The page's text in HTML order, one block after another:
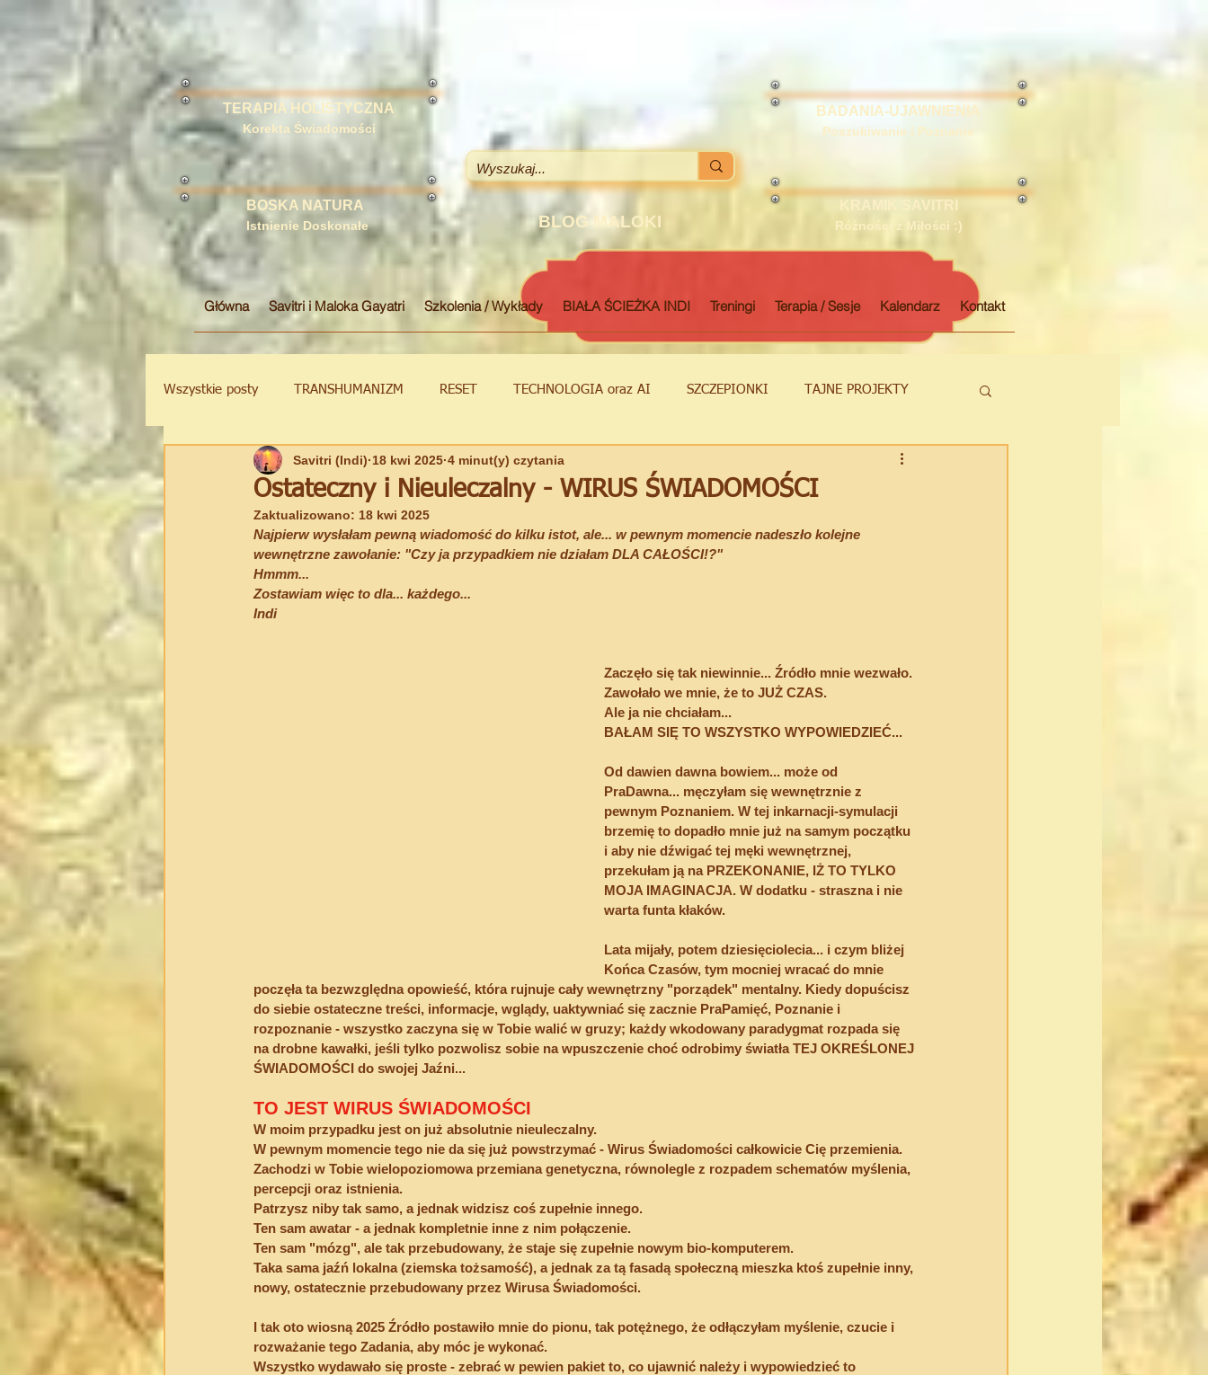
TERAPIA HOLISTYCZNA
Korekta Świadomości
BADANIA-UJAWNIENIA
Poszukiwanie i Poznanie
BOSKA NATURA
Istnienie Doskonałe BLOG MALOKI
KRAMIK SAVITRI
Różności z Miłości :)
Główna Savitri i Maloka Gayatri Szkolenia / Wykłady BIAŁA ŚCIEŻKA INDI Treningi Terapia / Sesje Kalendarz Kontakt
Wszystkie posty TRANSHUMANIZM RESET TECHNOLOGIA oraz AI SZCZEPIONKI TAJNE PROJEKTY
UKRYWANA WIEDZA BIAŁA ŚCIEŻKA - Szkoła Wyzwolenia DUCHOWOŚĆ CIELESNA
Spiritual Writing New Age PRZEKAZY SAVITRI-GAYATRI (Indi)
Ostateczny i Nieuleczalny - WIRUS ŚWIADOMOŚCI
Savitri (Indi) 18 kwi 2025 4 minut(y) czytania
Zaktualizowano: 18 kwi 2025
Najpierw wysłałam pewną wiadomość do kilku istot, ale... w pewnym momencie nadeszło kolejne
wewnętrzne zawołanie: "Czy ja przypadkiem nie działam DLA CAŁOŚCI!?"
Hmmm...
Zostawiam więc to dla... każdego...
Indi
Zaczęło się tak niewinnie... Źródło mnie wezwało.
Zawołało we mnie, że to JUŻ CZAS.
Ale ja nie chciałam...
BAŁAM SIĘ TO WSZYSTKO WYPOWIEDZIEĆ...
Od dawien dawna bowiem... może od
PraDawna... męczyłam się wewnętrznie z
pewnym Poznaniem. W tej inkarnacji-symulacji
brzemię to dopadło mnie już na samym początku
i aby nie dźwigać tej męki wewnętrznej,
przekułam ją na PRZEKONANIE, IŻ TO TYLKO
MOJA IMAGINACJA. W dodatku - straszna i nie
warta funta kłaków.
Lata mijały, potem dziesięciolecia... i czym bliżej
Końca Czasów, tym mocniej wracać do mnie
poczęła ta bezwzględna opowieść, która rujnuje cały wewnętrzny "porządek" mentalny. Kiedy dopuścisz
do siebie ostateczne treści, informacje, wglądy, uaktywniać się zacznie PraPamięć, Poznanie i
rozpoznanie - wszystko zaczyna się w Tobie walić w gruzy; każdy wkodowany paradygmat rozpada się
na drobne kawałki, jeśli tylko pozwolisz sobie na wpuszczenie choć odrobimy światła TEJ OKREŚLONEJ
ŚWIADOMOŚCI do swojej Jaźni...
TO JEST WIRUS ŚWIADOMOŚCI
W moim przypadku jest on już absolutnie nieuleczalny.
W pewnym momencie tego nie da się już powstrzymać - Wirus Świadomości całkowicie Cię przemienia.
Zachodzi w Tobie wielopoziomowa przemiana genetyczna, równolegle z rozpadem schematów myślenia,
percepcji oraz istnienia.
Patrzysz niby tak samo, a jednak widzisz coś zupełnie innego.
Ten sam awatar - a jednak kompletnie inne z nim połączenie.
Ten sam "mózg", ale tak przebudowany, że staje się zupełnie nowym bio-komputerem.
Taka sama jaźń lokalna (ziemska tożsamość), a jednak za tą fasadą społeczną mieszka ktoś zupełnie inny,
nowy, ostatecznie przebudowany przez Wirusa Świadomości.
I tak oto wiosną 2025 Źródło postawiło mnie do pionu, tak potężnego, że odłączyłam myślenie, czucie i
rozważanie tego Zadania, aby móc je wykonać.
Wszystko wydawało się proste - zebrać w pewien pakiet to, co ujawnić należy i wypowiedzieć to